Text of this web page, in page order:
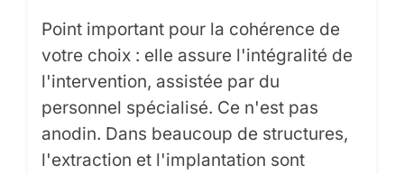
Point important pour la cohérence de
votre choix : elle assure l'intégralité de
l'intervention, assistée par du
personnel spécialisé. Ce n'est pas
anodin. Dans beaucoup de structures,
l'extraction et l'implantation sont